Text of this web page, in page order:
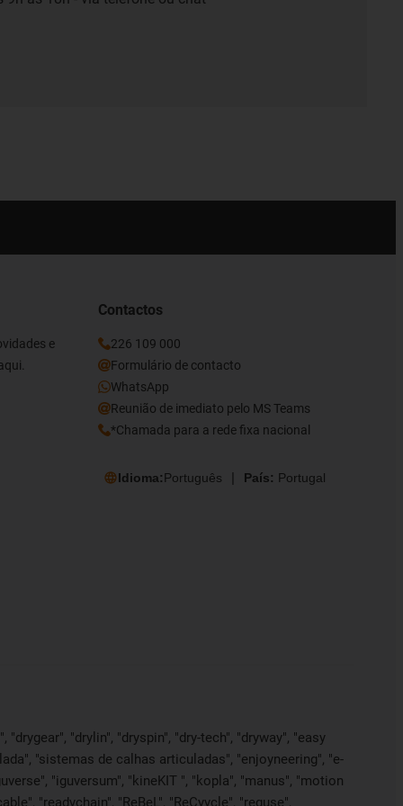
e
Contactos
226 109 000
Formulário de contacto
WhatsApp
Reunião de imediato pelo MS Teams
*Chamada para a rede fixa nacional
Idioma:Português País: Portugal
"drylin", "dryspin", "dry-tech", "dryway", "easy
"sistemas de calhas articuladas", "enjoyneering", "e-
"iguversum", "kineKIT ", "kopla", "manus", "motion
"readychain", "ReBeL", "ReCyycle", "reguse",